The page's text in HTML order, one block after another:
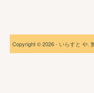
Copyright © 2026 - いらすと や.